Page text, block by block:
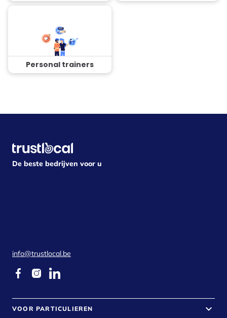
Personal trainers
De beste bedrijven voor u
info@trustlocal.be
VOOR PARTICULIEREN keyboard_arrow_down